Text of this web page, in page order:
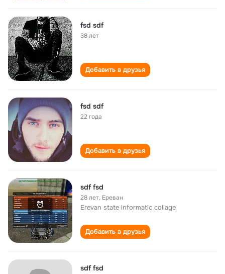
fsd sdf
38 лет
Добавить в друзья
fsd sdf
22 года
Добавить в друзья
sdf fsd
28 лет, Ереван
Erevan state informatic collage
Добавить в друзья
sdf fsd